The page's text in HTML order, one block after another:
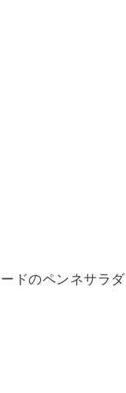
ドのペンネサラダ